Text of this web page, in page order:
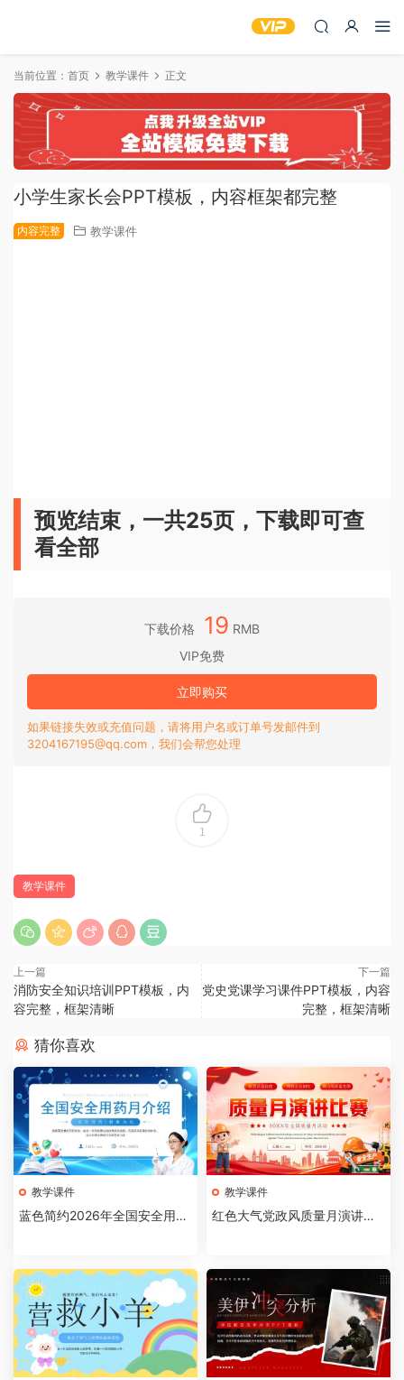
当前位置： 首页 教学课件 正文
小学生家长会PPT模板，内容框架都完整
内容完整 教学课件
预览结束，一共25页，下载即可查
看全部
下载价格 19 RMB
VIP免费
立即购买
如果链接失效或充值问题，请将用户名或订单号发邮件到
3204167195@qq.com，我们会帮您处理
1
教学课件
上一篇
消防安全知识培训PPT模板，内
容完整，框架清晰
下一篇
党史党课学习课件PPT模板，内容
完整，框架清晰
猜你喜欢
教学课件
蓝色简约2026年全国安全用药
教学课件
红色大气党政风质量月演讲比